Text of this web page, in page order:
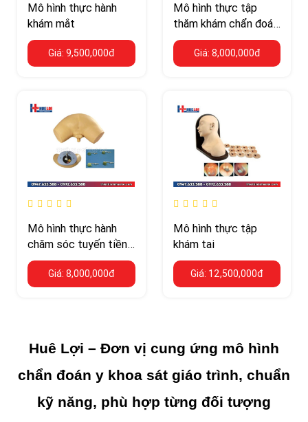
Mô hình thực hành
khám mắt
Giá: 9,500,000đ
Mô hình thực tập
thăm khám chẩn đoán
các bệnh lý phụ khoa
Giá: 8,000,000đ
Mô hình thực hành
chăm sóc tuyến tiền
liệt
Giá: 8,000,000đ
Mô hình thực tập
khám tai
Giá: 12,500,000đ
Huê Lợi – Đơn vị cung ứng mô hình
chẩn đoán y khoa sát giáo trình, chuẩn
kỹ năng, phù hợp từng đối tượng